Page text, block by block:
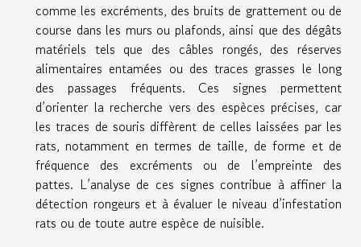
comme les excréments, des bruits de grattement ou de
course dans les murs ou plafonds, ainsi que des dégâts
matériels tels que des câbles rongés, des réserves
alimentaires entamées ou des traces grasses le long
des passages fréquents. Ces signes permettent
d’orienter la recherche vers des espèces précises, car
les traces de souris diffèrent de celles laissées par les
rats, notamment en termes de taille, de forme et de
fréquence des excréments ou de l’empreinte des
pattes. L’analyse de ces signes contribue à affiner la
détection rongeurs et à évaluer le niveau d’infestation
rats ou de toute autre espèce de nuisible.